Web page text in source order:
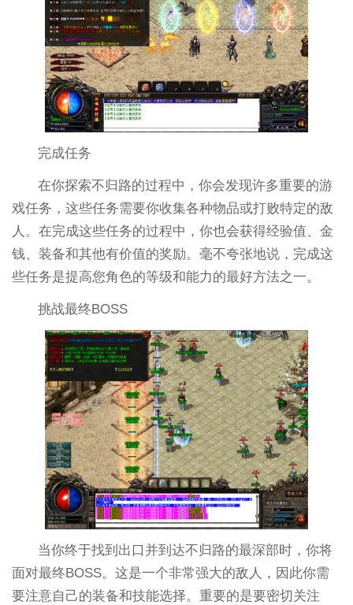
完成任务
在你探索不归路的过程中，你会发现许多重要的游
戏任务，这些任务需要你收集各种物品或打败特定的敌
人。在完成这些任务的过程中，你也会获得经验值、金
钱、装备和其他有价值的奖励。毫不夸张地说，完成这
些任务是提高您角色的等级和能力的最好方法之一。
挑战最终BOSS
当你终于找到出口并到达不归路的最深部时，你将
面对最终BOSS。这是一个非常强大的敌人，因此你需
要注意自己的装备和技能选择。重要的是要密切关注